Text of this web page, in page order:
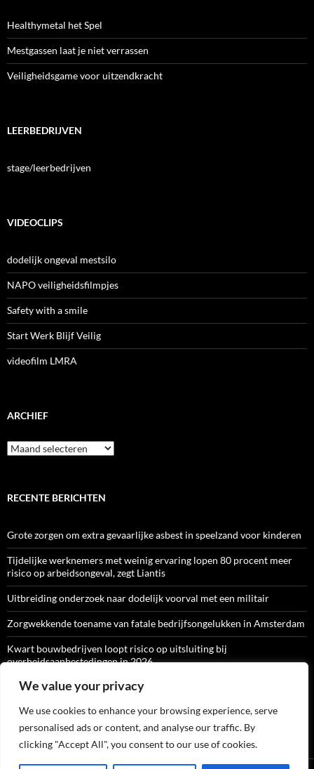
We value your privacy
We use cookies to enhance your browsing experience, serve
personalised ads or content, and analyse our traffic. By
clicking "Accept All", you consent to our use of cookies.
Healthymetal het Spel
Mestgassen laat je niet verrassen
Veiligheidsgame voor uitzendkracht
LEERBEDRIJVEN
stage/leerbedrijven
VIDEOCLIPS
dodelijk ongeval mestsilo
NAPO veiligheidsfilmpjes
Safety with a smile
Start Werk Blijf Veilig
videofilm LMRA
ARCHIEF
Archief
RECENTE BERICHTEN
Grote zorgen om extra gevaarlijke asbest in speelzand voor kinderen
Tijdelijke werknemers met weinig ervaring lopen 80 procent meer
risico op arbeidsongeval, zegt Liantis
Uitbreiding onderzoek naar dodelijk voorval met een militair
Zorgwekkende toename van fatale bedrijfsongelukken in Amsterdam
Kwart bouwbedrijven loopt risico op uitsluiting bij
overheidsaanbestedingen in 2026
ARBO-CATALOGI